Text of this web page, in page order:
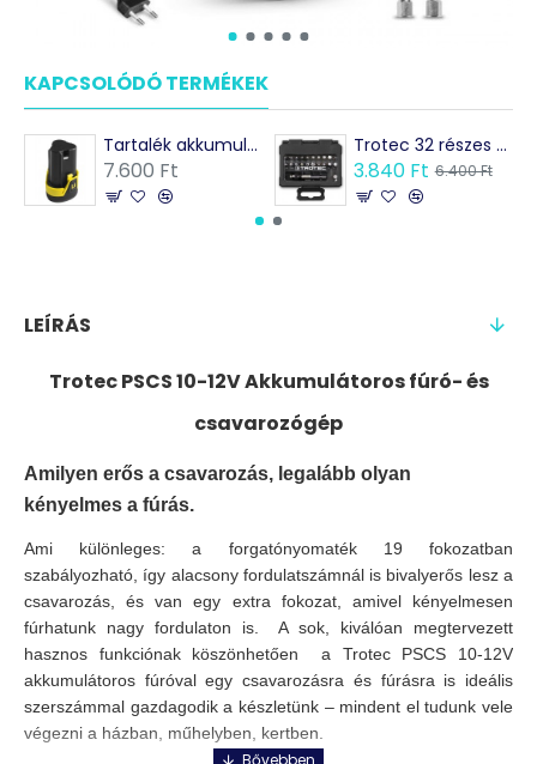
KAPCSOLÓDÓ TERMÉKEK
Tartalék akkumulátor a PSCS 10-12V akkus fúróhoz
7.600 Ft
Trotec 32 részes bitkészlet az akkus fúrókhoz és csavarozókhoz
3.840 Ft 6.400 Ft
LEÍRÁS
Trotec PSCS 10-12V Akkumulátoros fúró- és
csavarozógép
Amilyen erős a csavarozás, legalább olyan
kényelmes a fúrás.
Ami különleges: a forgatónyomaték 19 fokozatban
szabályozható, így alacsony fordulatszámnál is bivalyerős lesz a
csavarozás, és van egy extra fokozat, amivel kényelmesen
fúrhatunk nagy fordulaton is. A sok, kiválóan megtervezett
hasznos funkciónak köszönhetően a Trotec PSCS 10-12V
akkumulátoros fúróval egy csavarozásra és fúrásra is ideális
szerszámmal gazdagodik a készletünk – mindent el tudunk vele
végezni a házban, műhelyben, kertben.